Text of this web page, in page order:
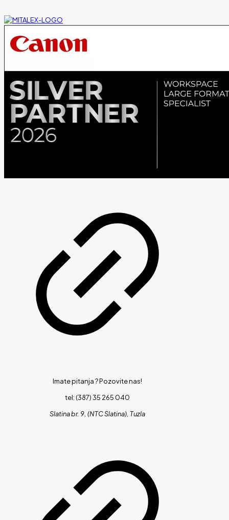
Imate pitanja ?Pozovite nas!
tel: (387) 35 265 040
Slatina br. 9, (NTC Slatina), Tuzla